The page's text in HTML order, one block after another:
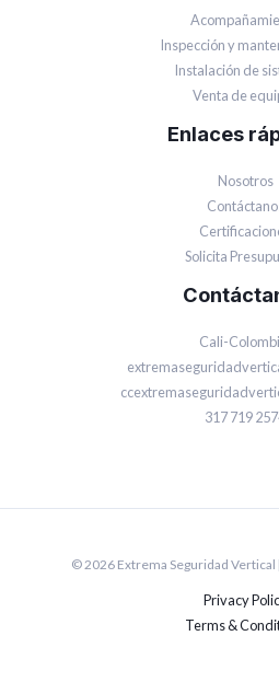
Inspección y
Instalación de
Venta de
Enlaces
Nosotros
Solicita
Cali-
317 719
© 2026 Extrema Seguridad Vertical
Privacy
Terms &